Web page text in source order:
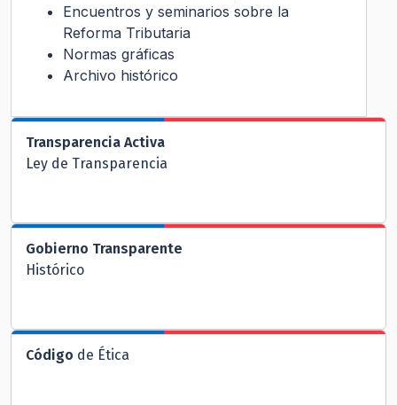
Encuentros y seminarios sobre la
Reforma Tributaria
Normas gráficas
Archivo histórico
Transparencia Activa
Ley de Transparencia
Gobierno Transparente
Histórico
Código de Ética